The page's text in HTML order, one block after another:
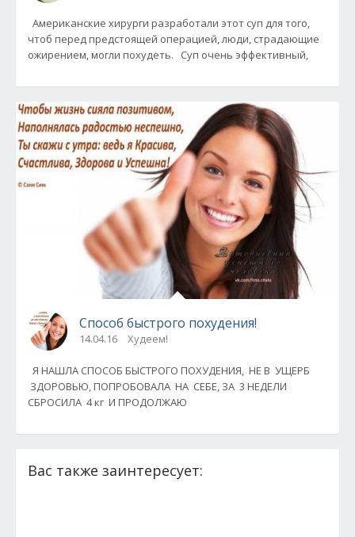
Американские хирурги разработали этот суп для того,
чтоб перед предстоящей операцией, люди, страдающие
ожирением, могли похудеть. Суп очень эффективный,
Способ быстрого похудения!
14.04.16 Худеем!
Я НАШЛА СПОСОБ БЫСТРОГО ПОХУДЕНИЯ, НЕ В УЩЕРБ
ЗДОРОВЬЮ, ПОПРОБОВАЛА НА СЕБЕ, ЗА 3 НЕДЕЛИ
СБРОСИЛА 4 кг И ПРОДОЛЖАЮ
Вас также заинтересует: